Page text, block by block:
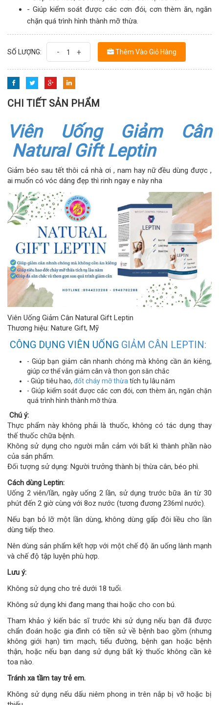
- Giúp kiểm soát được các cơn đói, cơn thèm ăn, ngăn
chặn quá trình hình thành mỡ thừa.
SỐ LƯỢNG: - + Thêm Vào Giỏ Hàng
CHI TIẾT SẢN PHẨM
Viên Uống Giảm Cân
Natural Gift Leptin
Giảm béo sau tết thôi cả nhà ơi , nam hay nữ đều dùng được ,
ai muốn có vóc dáng đẹp thì rinh ngay e này nha
Viên Uống Giảm Cân Natural Gift Leptin
Thương hiệu: Nature Gift, Mỹ
CÔNG DỤNG VIÊN UỐNG GIẢM CÂN LEPTIN:
- Giúp bạn giảm cân nhanh chóng mà không cần ăn kiêng,
giúp cơ thể vẫn giảm cân và thon gọn săn chắc
- Giúp tiêu hao, đốt cháy mỡ thừa tích tụ lâu năm
- Giúp kiểm soát được các cơn đói, cơn thèm ăn, ngăn chặn
quá trình hình thành mỡ thừa.
Chú ý:
Thực phẩm này không phải là thuốc, không có tác dụng thay
thế thuốc chữa bệnh.
Không sử dụng cho người mẫn cảm với bất kì thành phần nào
của sản phẩm.
Đối tượng sử dụng: Người trưởng thành bị thừa cân, béo phì.
Cách dùng Leptin:
Uống 2 viên/lần, ngày uống 2 lần, sử dụng trước bữa ăn từ 30
phút đến 2 giờ cùng với 8oz nước (tương đương 236ml nước).
Nếu bạn bỏ lỡ một lần dùng, không dùng gấp đôi liều cho lần
dùng tiếp theo.
Nên dùng sản phẩm kết hợp với một chế độ ăn uống lành mạnh
và chế độ tập luyện phù hợp.
Lưu ý:
Không sử dụng cho trẻ dưới 18 tuổi.
Không sử dụng khi đang mang thai hoặc cho con bú.
Tham khảo ý kiến bác sĩ trước khi sử dụng nếu bạn đã được
chẩn đoán hoặc gia đình có tiền sử về bệnh bao gồm (nhưng
không giới hạn) tim mạch, tiểu đường, bệnh gan hoặc bệnh
thận, hoặc nếu bạn dang sử dụng bất kỳ thuốc không cần kê
toa nào.
Tránh xa tầm tay trẻ em.
Không sử dụng nếu dấu niêm phong in trên nắp bị vỡ hoặc bị